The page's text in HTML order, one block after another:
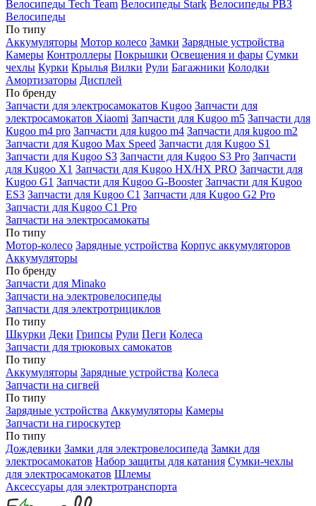
Велосипеды Tech Team Велосипеды Stark Велосипеды РВЗ
Велосипеды
По типу
Аккумуляторы Мотор колесо Замки Зарядные устройства
Камеры Контроллеры Покрышки Освещения и фары Сумки
чехлы Курки Крылья Вилки Рули Багажники Колодки
Амортизаторы Дисплей
По бренду
Запчасти для электросамокатов Kugoo Запчасти для
электросамокатов Xiaomi Запчасти для Kugoo m5 Запчасти для
Кugoo m4 pro Запчасти для kugoo m4 Запчасти для kugoo m2
Запчасти для Kugoo Max Speed Запчасти для Kugoo S1
Запчасти для Kugoo S3 Запчасти для Kugoo S3 Pro Запчасти
для Kugoo X1 Запчасти для Kugoo HX/HX PRO Запчасти для
Kugoo G1 Запчасти для Kugoo G-Booster Запчасти для Kugoo
ES3 Запчасти для Kugoo C1 Запчасти для Kugoo G2 Pro
Запчасти для Kugoo C1 Pro
Запчасти на электросамокаты
По типу
Мотор-колесо Зарядные устройства Корпус аккумуляторов
Аккумуляторы
По бренду
Запчасти для Minako
Запчасти на электровелосипеды
Запчасти для электротрициклов
По типу
Шкурки Деки Грипсы Рули Пеги Колеса
Запчасти для трюковых самокатов
По типу
Аккумуляторы Зарядные устройства Колеса
Запчасти на сигвей
По типу
Зарядные устройства Аккумуляторы Камеры
Запчасти на гироскутер
По типу
Дождевики Замки для электровелосипеда Замки для
электросамокатов Набор защиты для катания Сумки-чехлы
для электросамокатов Шлемы
Аксессуары для электротранспорта